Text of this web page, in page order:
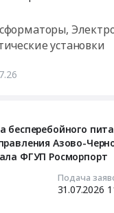
установки
бесперебойного
Азово-
ФГУП Росморпорт
Подача
31.07.2026